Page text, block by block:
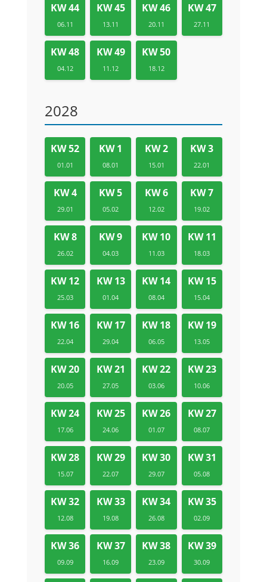
KW 44
06.11
KW 45
13.11
KW 46
20.11
KW 47
27.11
KW 48
04.12
KW 49
11.12
KW 50
18.12
2028
KW 52
01.01
KW 1
08.01
KW 2
15.01
KW 3
22.01
KW 4
29.01
KW 5
05.02
KW 6
12.02
KW 7
19.02
KW 8
26.02
KW 9
04.03
KW 10
11.03
KW 11
18.03
KW 12
25.03
KW 13
01.04
KW 14
08.04
KW 15
15.04
KW 16
22.04
KW 17
29.04
KW 18
06.05
KW 19
13.05
KW 20
20.05
KW 21
27.05
KW 22
03.06
KW 23
10.06
KW 24
17.06
KW 25
24.06
KW 26
01.07
KW 27
08.07
KW 28
15.07
KW 29
22.07
KW 30
29.07
KW 31
05.08
KW 32
12.08
KW 33
19.08
KW 34
26.08
KW 35
02.09
KW 36
09.09
KW 37
16.09
KW 38
23.09
KW 39
30.09